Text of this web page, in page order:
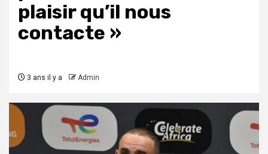
plaisir qu’il nous
contacte »
3 ans il y a Admin